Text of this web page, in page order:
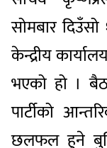
सोमबार
केन्द्रीय
भएको हो ।
पार्टीको
छलफल हुने